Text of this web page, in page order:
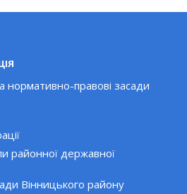
нормативно-правові засади
районної державної
Вінницького району